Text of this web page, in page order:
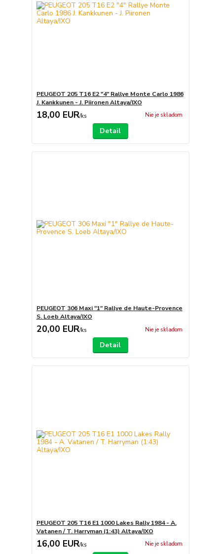
PEUGEOT 205 T16 E2 "4" Rallye Monte Carlo 1986
J. Kankkunen - J. Piironen Altaya/IXO
18,00 EUR/ks Nie je skladom
Detail
PEUGEOT 306 Maxi "1" Rallye de Haute-Provence
S. Loeb Altaya/IXO
20,00 EUR/ks Nie je skladom
Detail
PEUGEOT 205 T16 E1 1000 Lakes Rally 1984 - A.
Vatanen / T. Harryman (1:43) Altaya/IXO
16,00 EUR/ks Nie je skladom